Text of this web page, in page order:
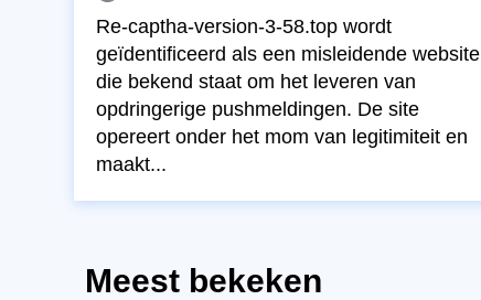
Re-captha-version-3-58.top wordt
geïdentificeerd als een misleidende website
die bekend staat om het leveren van
opdringerige pushmeldingen. De site
opereert onder het mom van legitimiteit en
maakt...
Meest bekeken